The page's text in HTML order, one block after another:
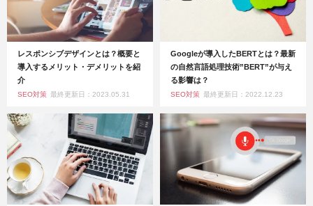
レスポンシブデザインとは？概要と
導入するメリット・デメリットを紹
介
SEO対策 最終更新日：2023.05.31
Googleが導入したBERTとは？最新
の自然言語処理技術”BERT”が与え
る影響は？
SEO対策 最終更新日：2022.12.23